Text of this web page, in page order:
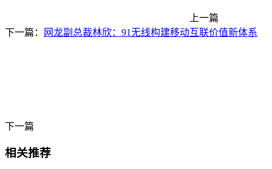
上一篇
下一篇：
网龙副总裁林欣：91无线构建移动互联价值新体系
下一篇
相关推荐